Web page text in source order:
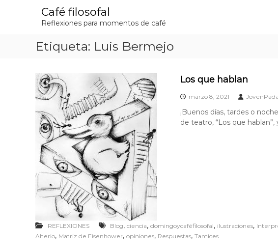
Café filosofal
Reflexiones para momentos de café
Etiqueta: Luis Bermejo
Los que hablan
marzo 8, 2021
¡Buenos días, tardes o
de teatro, “Los que hablan”,
REFLEXIONES Blog, ciencia, domingoycaféfilosofal, ilustraciones,
Alterio, Matriz de Eisenhower, opiniones, Respuestas, Tamices